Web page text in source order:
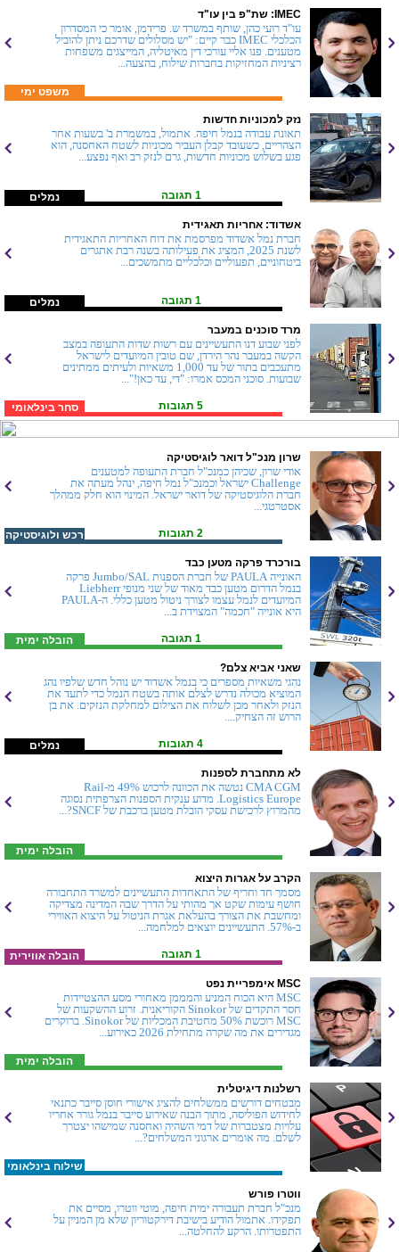
משפט ימי
IMEC: שת"פ בין עו"ד
עו"ד רועי כהן, שותף במשרד ש. פרידמן, אומר כי המסדרון
הכלכלי IMEC כבר קיים: "יש מסלולים שדרכם ניתן להוביל
מטענים. פנו אליי עורכי דין מאיטליה, המייצגים משפחות
רציניות המחזיקות בחברות שילוח, בהצעה...
נמלים
נזק למכוניות חדשות
תאונת עבודה בנמל חיפה. אתמול, במשמרת ב' בשעות אחר
הצהריים, כשעובד קבלן העביר מכוניות לשטח האחסנה, הוא
פגע בשלוש מכוניות חדשות, גרם לנזק רב ואף נפצע...
1 תגובה
נמלים
אשדוד: אחריות תאגידית
חברת נמל אשדוד מפרסמת את דוח האחריות התאגידית
לשנת 2025, המציג את פעילותה בשנה רבת אתגרים
ביטחוניים, תפעוליים וכלכליים מתמשכים...
1 תגובה
סחר בינלאומי
מרד סוכנים במעבר
לפני שבוע דנו התעשיינים עם רשות שדות התעופה במצב
הקשה במעבר נהר הירדן, שם טובין המיועדים לישראל
מתעכבים בתור של עד 1,000 משאיות ולעיתים ממתינים
שבועות. סוכני המכס אמרו: "די, עד כאן!"...
5 תגובות
רכש ולוגיסטיקה
שרון מנכ"ל דואר לוגיסטיקה
אודי שרון, שכיהן כמנכ"ל חברת התעופה למטענים
Challenge ישראל וכמנכ"ל נמל חיפה, ינהל מעתה את
חברת הלוגיסטיקה של דואר ישראל. המינוי הוא חלק ממהלך
אסטרטגי...
2 תגובות
הובלה ימית
בורכרד פרקה מטען כבד
האונייה PAULA של חברת הספנות Jumbo/SAL פרקה
בנמל הדרום מטען כבד מאוד של שני מנופי Liebherr
המיועדים לנמל עצמו לצורך ניטול מטען כללי. ה-PAULA
היא אונייה "חכמה" המצוידת ב...
1 תגובה
נמלים
שאני אביא צלם?
נהגי משאיות מספרים כי בנמל אשדוד יש נוהל חדש שלפיו נהג
המוציא מכולה נדרש לצלם אותה בשטח הנמל כדי לתעד את
הנזק ולאחר מכן לשלוח את הצילום למחלקת הנזקים. את בן
הרוש זה הצחיק....
4 תגובות
הובלה ימית
לא מתחברת לספנות
CMA CGM נטשה את הכוונה לרכוש 49% מ-Rail
Logistics Europe. מדוע ענקית הספנות הצרפתית נסוגה
מהמרוץ לרכישת עסקי הובלת מטען ברכבת של SNCF?...
הובלה אווירית
הקרב על אגרות היצוא
מסמך חד וחריף של התאחדות התעשיינים למשרד התחבורה
חושף עימות שקט אך מהותי על הדרך שבה המדינה מצדיקה
ומחשבת את הצורך בהעלאת אגרת הניטול על היצוא האווירי
ב-57%. התעשיינים יוצאים למלחמה...
1 תגובה
הובלה ימית
MSC אימפריית נפט
MSC היא הכוח המניע והמממן מאחורי מסע ההצטיידות
חסר התקדים של Sinokor הקוריאנית. זרוע ההשקעות של
MSC רוכשת 50% מחטיבת המכליות של Sinokor. ברוקרים
מגדירים את מה שקרה מתחילת 2026 כאירוע...
שילוח בינלאומי
רשלנות דיגיטלית
מבטחים דורשים ממשלחים להציג אישורי חוסן סייבר כתנאי
לחידוש הפוליסה, מתוך הבנה שאירוע סייבר בנמל גורר אחריו
עלויות מצטברות של דמי השהיה ואחסנה שמישהו יצטרך
לשלם. מה אומרים ארגוני המשלחים?...
ווטרו פורש
מנכ"ל חברת תעבורה ימית חיפה, מוטי ווטרו, מסיים את
תפקידו. אתמול הודיע בישיבת דירקטוריון שלא מן המניין על
התפטרותו. הרקע להחלטה...